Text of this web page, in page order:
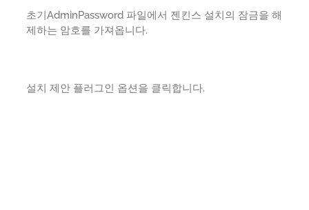
초기AdminPassword 파일에서 젠킨스 설치의 잠금을 해
제하는 암호를 가져옵니다.
설치 제안 플러그인 옵션을 클릭합니다.